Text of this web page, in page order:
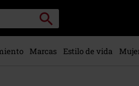
Buscar
Marcas Estilo de vida